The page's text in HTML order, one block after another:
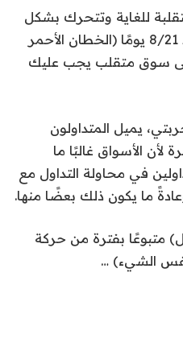
للغاية وتتحرك بشكل
جانبي في نطاق صغير جدًا/ضيق. لاحظ أيضًا أن المتوسط ​​​​المتحرك لـ 8/21 يومًا (الخطان الأحمر
على سوق متقلب يجب عليك
يميل المتداولون
الأسواق غالبًا ما
في محاولة التداول مع
ما يكون ذلك بعضًا منها.
متبوعًا بفترة من حركة
نفس الشيء) …